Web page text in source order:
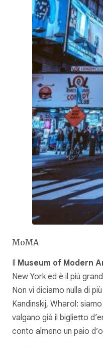
MoMA
Il Museum of Modern
New York ed è il più
Non vi diciamo nulla di
Kandinskij, Wharol:
valgano già il biglietto
conto almeno un paio